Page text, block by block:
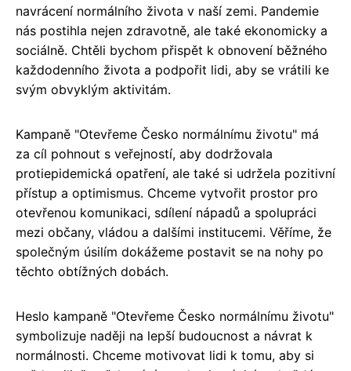
navrácení normálního života v naší zemi. Pandemie
nás postihla nejen zdravotně, ale také ekonomicky a
sociálně. Chtěli bychom přispět k obnovení běžného
každodenního života a podpořit lidi, aby se vrátili ke
svým obvyklým aktivitám.
Kampaně "Otevřeme Česko normálnímu životu" má
za cíl pohnout s veřejností, aby dodržovala
protiepidemická opatření, ale také si udržela pozitivní
přístup a optimismus. Chceme vytvořit prostor pro
otevřenou komunikaci, sdílení nápadů a spolupráci
mezi občany, vládou a dalšími institucemi. Věříme, že
společným úsilím dokážeme postavit se na nohy po
těchto obtížných dobách.
Heslo kampaně "Otevřeme Česko normálnímu životu"
symbolizuje naději na lepší budoucnost a návrat k
normálnosti. Chceme motivovat lidi k tomu, aby si